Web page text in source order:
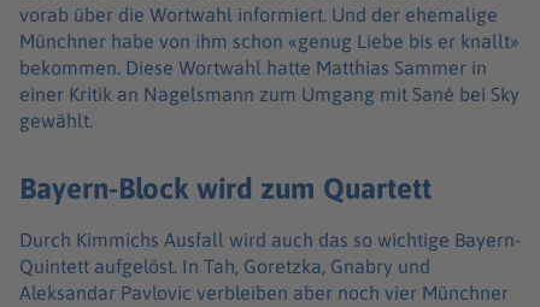
vorab über die Wortwahl informiert. Und der ehemalige
Münchner habe von ihm schon «genug Liebe bis er knallt»
bekommen. Diese Wortwahl hatte Matthias Sammer in
einer Kritik an Nagelsmann zum Umgang mit Sané bei Sky
gewählt.
Bayern-Block wird zum Quartett
Durch Kimmichs Ausfall wird auch das so wichtige Bayern-
Quintett aufgelöst. In Tah, Goretzka, Gnabry und
Aleksandar Pavlovic verbleiben aber noch vier Münchner